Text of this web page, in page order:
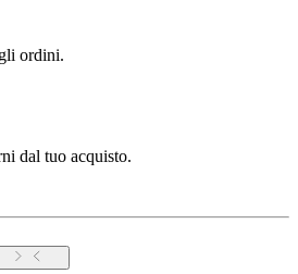
ordini.
dal tuo acquisto.